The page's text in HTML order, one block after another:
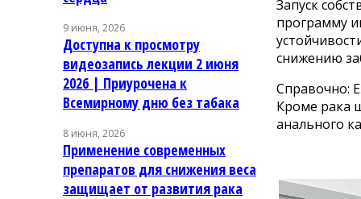
Запуск
программу
снижению
Справочно:
Кроме рака
анального
9 июня, 2026
Доступна к просмотру
видеозапись лекции 2 июня
2026 | Приурочена к
Всемирному дню без табака
8 июня, 2026
Применение современных
препаратов для снижения веса
защищает от развития рака